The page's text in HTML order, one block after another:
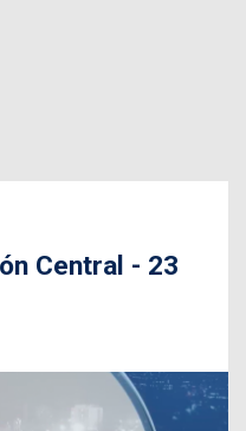
Central - 23